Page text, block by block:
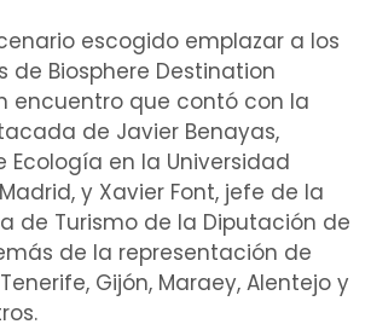
escogido emplazar a los
de Biosphere Destination
encuentro que contó con la
de Javier Benayas,
en la Universidad
y Xavier Font, jefe de la
de Turismo de la Diputación de
de la representación de
Gijón, Maraey, Alentejo y